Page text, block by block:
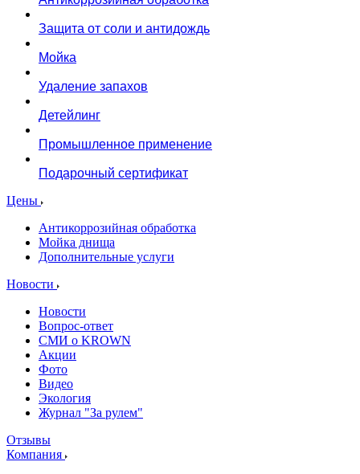
Защита от соли и антидождь
Мойка
Удаление запахов
Детейлинг
Промышленное применение
Подарочный сертификат
Цены
Антикоррозийная обработка
Мойка днища
Дополнительные услуги
Новости
Новости
Вопрос-ответ
СМИ о KROWN
Акции
Фото
Видео
Экология
Журнал "За рулем"
Отзывы
Компания